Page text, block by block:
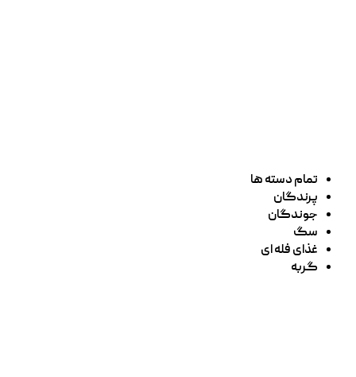
تمام دسته ها
پرندگان
جوندگان
سگ
غذای فله ای
گربه